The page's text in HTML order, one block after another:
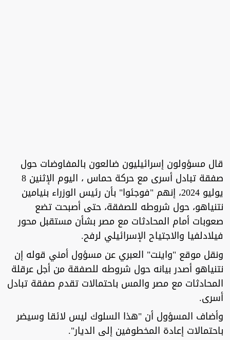
قال مسؤولون إسرائيليون ضالعون بالمفاوضات حول
صفقة تبادل أسرى مع حركة حماس ، اليوم الإثنين 8
يوليو 2024، إنهم "فوجئوا" بأن رئيس الوزراء بنيامين
نتنياهو، حول شروطه للصفقة، حتى أصبحت تضع
صعوبات أمام المحادثات مع مصر بشأن مستقبل محور
فيلادلفيا والاجتياح الإسرائيلي لرفح.
ونقل موقع "واينت" العبري عن مسؤول أمني قوله إن
نتنياهو أصدر بيانه حول شروطه للصفقة من أجل عرقلة
المحادثات مع مصر والمس باحتمالات تقدم صفقة تبادل
أسرى.
وأضاف المسؤول أن "هذا السلوك ليس لائقا وسيضر
باحتمالات إعادة المخطوفين إلى الديار".